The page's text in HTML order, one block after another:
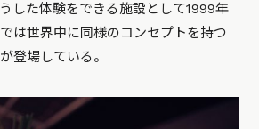
した体験をできる施設として1999年
は世界中に同様のコンセプトを持つ
登場している。